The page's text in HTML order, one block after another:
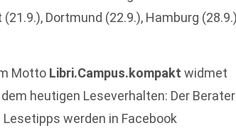
Dortmund (22.9.), Hamburg (28.9.)
Motto Libri.Campus.kompakt widmet
heutigen Leseverhalten: Der Berater
werden in Facebook